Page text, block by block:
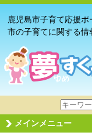
鹿児島市子育て応援
市の子育てに関する情
サ
イ
ト
メインメニュー